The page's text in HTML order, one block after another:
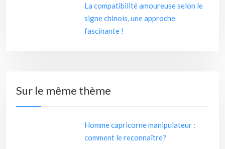
La compatibilité amoureuse selon le
signe chinois, une approche
fascinante !
Sur le même thème
Homme capricorne manipulateur :
comment le reconnaître?